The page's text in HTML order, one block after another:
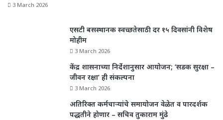
3 March 2026
एसटी बसस्थानक स्वच्छतेसाठी दर १५ दिवसांनी विशेष
मोहीम
3 March 2026
केंद्र शासनाच्या निर्देशानुसार आयोजन; ‘सडक सुरक्षा –
जीवन रक्षा’ ही संकल्पना
3 March 2026
अतिरिक्त कर्मचाऱ्यांचे समायोजन वेळेत व पारदर्शक
पद्धतीने होणार – सचिव तुकाराम मुंढे